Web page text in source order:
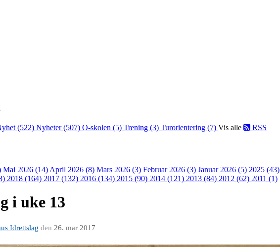
(522) Nyheter (507) O-skolen (5) Trening (3) Turorientering (7) Vis alle RSS
Mai 2026 (14) April 2026 (8) Mars 2026 (3) Februar 2026 (3) Januar 2026 (5) 2025 (43)
2018 (164) 2017 (132) 2016 (134) 2015 (90) 2014 (121) 2013 (84) 2012 (62) 2011 (1)
i uke 13
Idrettslag den 26. mar 2017